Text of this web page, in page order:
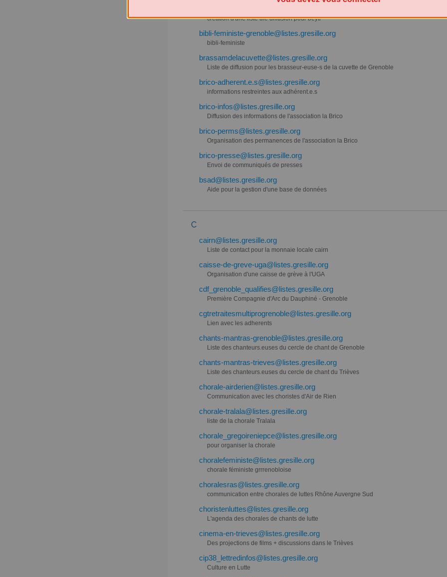
création d'une liste dfe diffusion pour beyti
bibli-feministe-grenoble@listes.gresille.org
bibli-feministe
brassamdelacuvette@listes.gresille.org
Liste de diffusion pour les brasseur-euse-s de la cuvette de Grenoble
brico-adherent.e.s@listes.gresille.org
informations restreintes aux adhérent.e.s
brico-infos@listes.gresille.org
Diffusion des informations de l'association la Brico
brico-perms@listes.gresille.org
Organisation des permanences de l'association la Brico
brico-presse@listes.gresille.org
Envoi de communiqués de presses
bsad@listes.gresille.org
Aide pour la gestion d'une base de données
C
cairn@listes.gresille.org
Liste de contact pour la monnaie locale cairn
caisse-de-greve-uga@listes.gresille.org
Organisation d'une caisse de grève à l'UGA
cdf_grenoble_qualifies@listes.gresille.org
Première Compagnie d'Arc du Dauphiné - Grenoble
cgtretraitesmultiprogrenoble@listes.gresille.org
Lien avec les adherents
chants-mantras-grenoble@listes.gresille.org
Liste des chanteurs.euses du cercle de chant de Grenoble
chants-mantras-trieves@listes.gresille.org
Liste des chanteurs.euses du cercle de chant du Trièves
chorale-airderien@listes.gresille.org
Communication avec les choristes d'Air de Rien
chorale-tralala@listes.gresille.org
liste de la chorale Tralala
chorale_gregoireniepce@listes.gresille.org
pour organiser la chorale
choralefeministe@listes.gresille.org
chorale féministe grrrenobloise
choralesras@listes.gresille.org
communication entre chorales de luttes Rhône Auvergne Sud
choristenluttes@listes.gresille.org
L'agenda des chorales de chants de lutte
cinema-en-trieves@listes.gresille.org
Des projections de films + discussions dans le Trièves
cip38_lettredinfos@listes.gresille.org
Culture en Lutte